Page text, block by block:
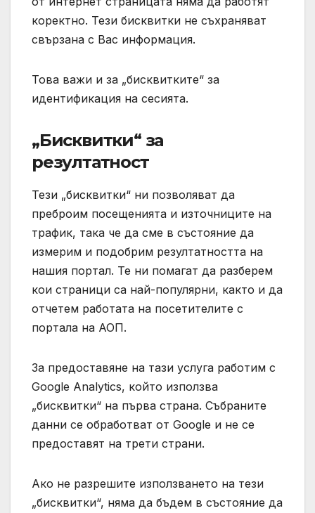
коректно. Тези бисквитки не съхраняват
свързана с Вас информация.
Това важи и за „бисквитките“ за
идентификация на сесията.
„Бисквитки“ за
резултатност
Тези „бисквитки“ ни позволяват да
преброим посещенията и източниците на
трафик, така че да сме в състояние да
измерим и подобрим резултатността на
нашия портал. Те ни помагат да разберем
кои страници са най-популярни, както и да
отчетем работата на посетителите с
портала на АОП.
За предоставяне на тази услуга работим с
Google Analytics, който използва
„бисквитки“ на първа страна. Събраните
данни се обработват от Google и не се
предоставят на трети страни.
Ако не разрешите използването на тези
„бисквитки“, няма да бъдем в състояние да